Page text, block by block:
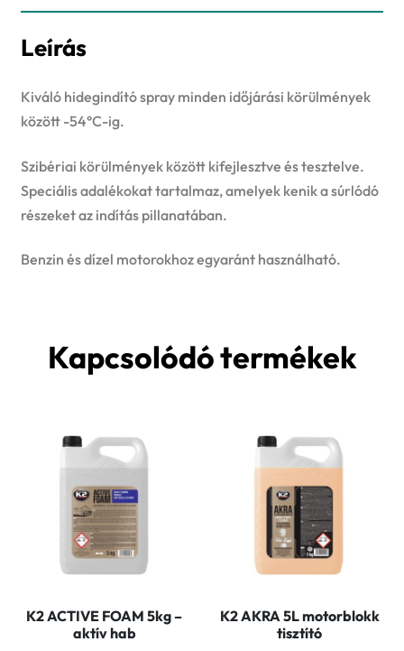
Leírás
Kiváló hidegindító spray minden időjárási körülmények
között -54°C-ig.
Szibériai körülmények között kifejlesztve és tesztelve.
Speciális adalékokat tartalmaz, amelyek kenik a súrlódó
részeket az indítás pillanatában.
Benzin és dízel motorokhoz egyaránt használható.
Kapcsolódó termékek
K2 ACTIVE FOAM 5kg –
aktív hab
K2 AKRA 5L motorblokk
tisztító